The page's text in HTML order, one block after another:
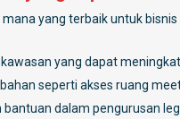
yang terbaik untuk
yang dapat
seperti akses ruang
dalam pengurusan